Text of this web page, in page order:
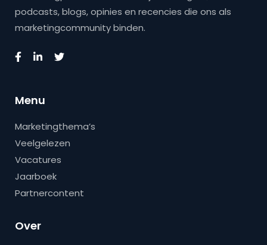
podcasts, blogs, opinies en recencies die ons als
marketingcommunity binden.
Menu
Marketingthema’s
Veelgelezen
Vacatures
Jaarboek
Partnercontent
Over